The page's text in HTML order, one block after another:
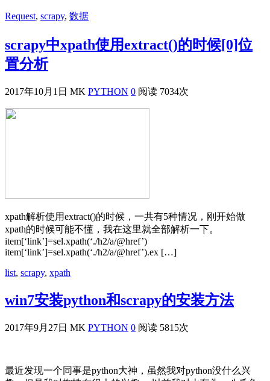
Request, scrapy, 数据
scrapy中xpath使用extract()的时候[0]位
置分析
2017年10月1日 MK PYTHON 0 阅读 7034次
xpath解析使用extract()的时候，一共有5种情况，刚开始做
xpath的时候可能不懂，我在这里就全部解析一下。
item[‘link’]=sel.xpath(‘./h2/a/@href’)
item[‘link’]=sel.xpath(‘./h2/a/@href’).ex […]
list, scrapy, xpath
win7安装python和scrapy的安装方法
2017年9月27日 MK PYTHON 0 阅读 5815次
最近发现一个同事是python大神，虽然我对python没什么兴